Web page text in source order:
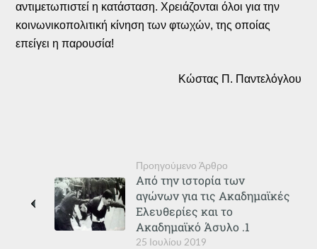
αντιμετωπιστεί η κατάσταση. Χρειάζονται όλοι για την
κοινωνικοπολιτική κίνηση των φτωχών, της οποίας
επείγει η παρουσία!
Κώστας Π. Παντελόγλου
Προηγούμενο Άρθρο
25 Ιουλίου 2019
Από την ιστορία των
αγώνων για τις Ακαδημαϊκές
Ελευθερίες και το
Ακαδημαϊκό Άσυλο .1